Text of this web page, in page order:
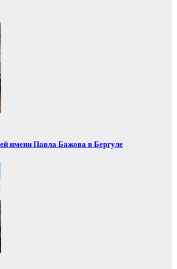
имени Павла Бажова в Бергуле